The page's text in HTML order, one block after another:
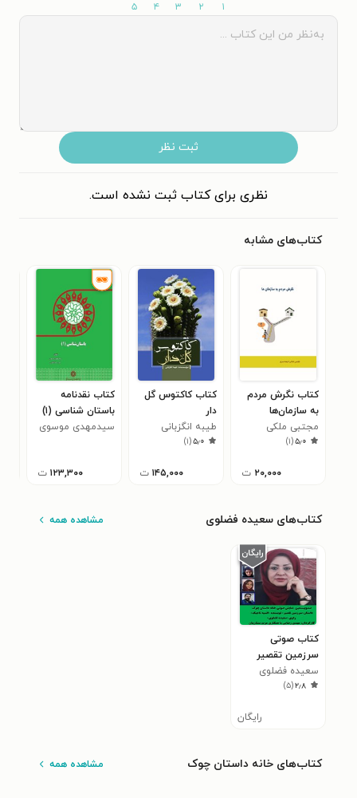
۱ ۲ ۳ ۴ ۵
ثبت نظر
نظری برای کتاب ثبت نشده است.
کتاب‌های مشابه
کتاب نگرش مردم
به سازمان‌ها
مجتبی ملکی
خیمه‌سری
۵٫۰(۱)
۲۰,۰۰۰ ت
کتاب کاکتوس گل
دار
طیبه انگزبانی
۵٫۰(۱)
۱۴۵,۰۰۰ ت
کتاب نقدنامه
باستان شناسی (۱)
سیدمهدی موسوی
۱۲۳,۳۰۰ ت
کتاب‌های سعیده فضلوی مشاهده همه
کتاب صوتی
سرزمین تقصیر
سعیده فضلوی
۲٫۸(۵)
رایگان
کتاب‌های خانه داستان چوک مشاهده همه